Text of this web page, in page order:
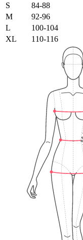
S
84-88
M
92-96
L
100-104
XL
110-116